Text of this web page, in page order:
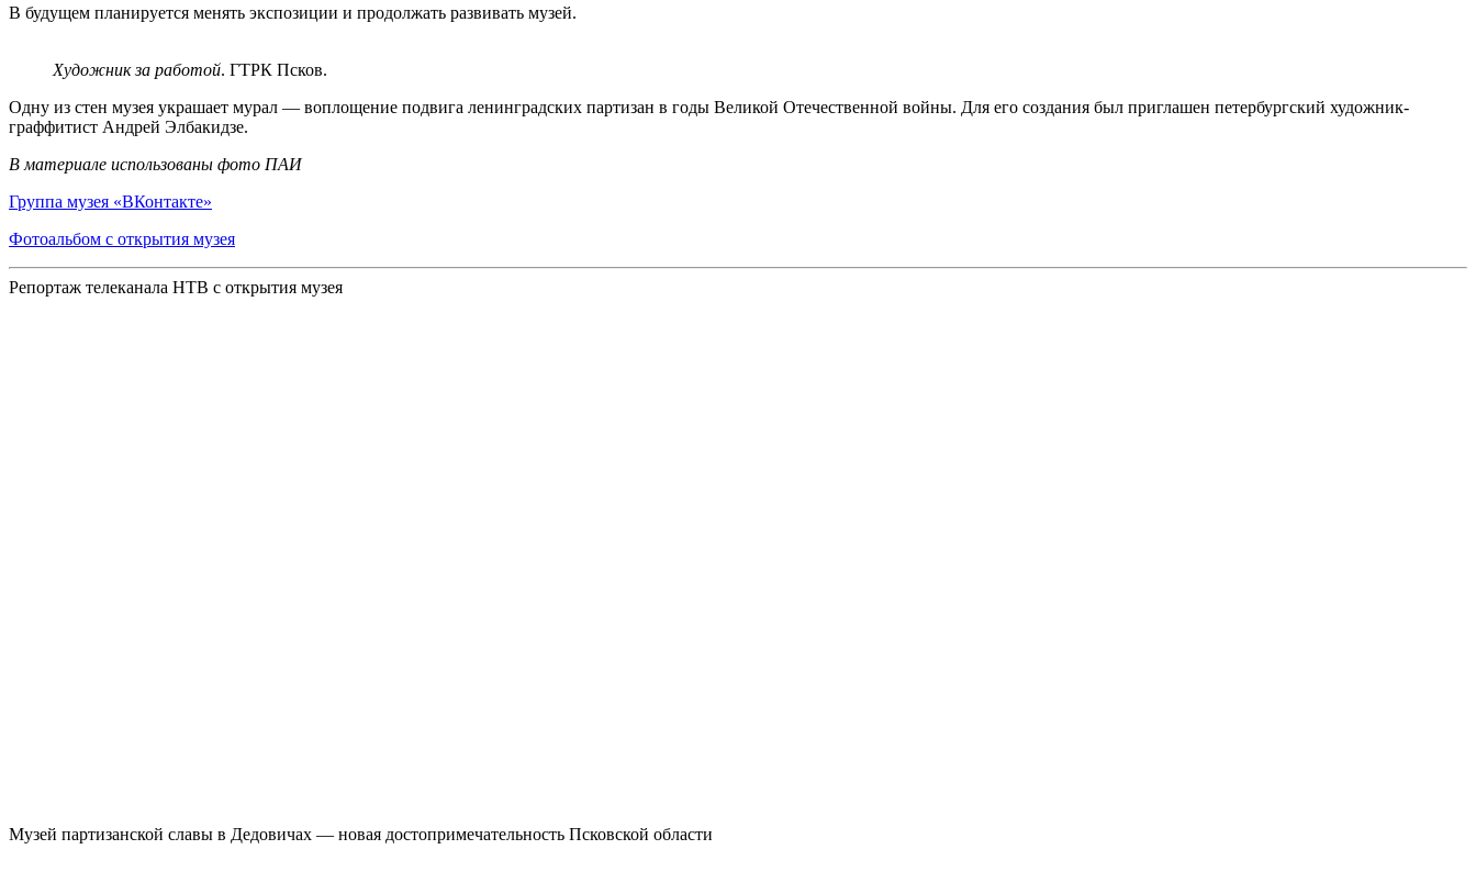
В будущем планируется менять экспозиции и продолжать развивать музей.
Художник за работой. ГТРК Псков.
Одну из стен музея украшает мурал — воплощение подвига ленинградских партизан в годы Великой Отечественной войны. Для его создания был приглашен петербургский художник-
граффитист Андрей Элбакидзе.
В материале использованы фото ПАИ
Группа музея «ВКонтакте»
Фотоальбом с открытия музея
Репортаж телеканала НТВ с открытия музея
Музей партизанской славы в Дедовичах — новая достопримечательность Псковской области